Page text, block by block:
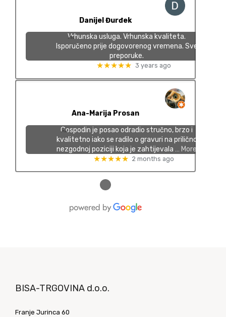
Danijel Đurđek
Vrhunska usluga. Vrhunska kvaliteta.
Isporučeno prije dogovorenog vremena. Sve
preporuke.
★★★★★ 3 years ago
Ana-Marija Prosan
Gospodin je posao odradio stručno, brzo i
kvalitetno iako se radilo o gravuri na prilično
nezgodnoj poziciji koja je zahtijevala … More
★★★★★ 2 months ago
●
BISA-TRGOVINA d.o.o.
Franje Jurinca 60